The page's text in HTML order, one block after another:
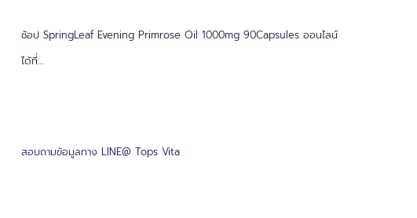
ช้อป SpringLeaf Evening Primrose Oil 1000mg 90Capsules ออนไลน์
ได้ที่…
สอบถามข้อมูลทาง LINE@ Tops Vita